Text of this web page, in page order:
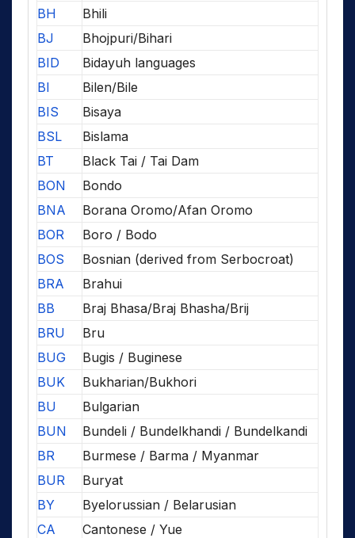
BH
Bhili
BJ
Bhojpuri/Bihari
BID
Bidayuh languages
BI
Bilen/Bile
BIS
Bisaya
BSL
Bislama
BT
Black Tai / Tai Dam
BON
Bondo
BNA
Borana Oromo/Afan Oromo
BOR
Boro / Bodo
BOS
Bosnian (derived from Serbocroat)
BRA
Brahui
BB
Braj Bhasa/Braj Bhasha/Brij
BRU
Bru
BUG
Bugis / Buginese
BUK
Bukharian/Bukhori
BU
Bulgarian
BUN
Bundeli / Bundelkhandi / Bundelkandi
BR
Burmese / Barma / Myanmar
BUR
Buryat
BY
Byelorussian / Belarusian
CA
Cantonese / Yue